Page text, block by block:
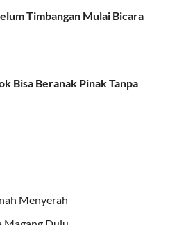
Timbangan Mulai Bicara
Bisa Beranak Pinak Tanpa
Menyerah